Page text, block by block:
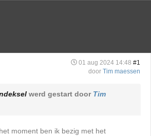
01 aug 2024 14:48 #1
door Tim maessen
werd gestart door Tim
moment ben ik bezig met het